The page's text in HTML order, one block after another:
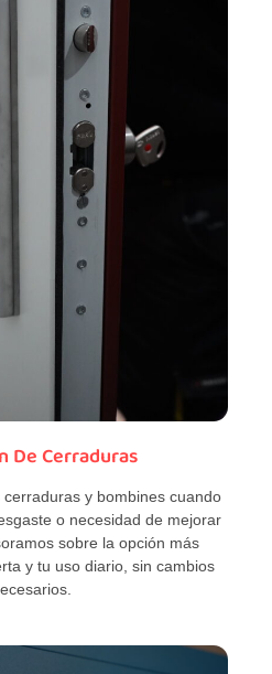
De Cerraduras
y bombines cuando
o necesidad de mejorar
sobre la opción más
y tu uso diario, sin cambios